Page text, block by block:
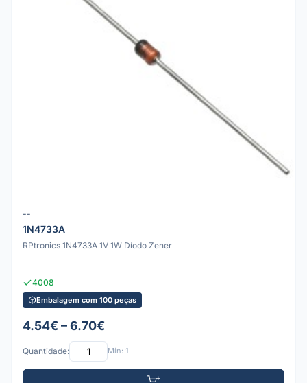
--
1N4733A
RPtronics 1N4733A 1V 1W Díodo Zener
4008
Embalagem com 100 peças
4.54€ – 6.70€
Quantidade: Mín: 1